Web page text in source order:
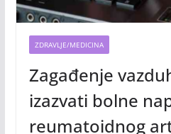
ZDRAVLJE/MEDICINA
Zagađenje
izazvati bolne
reumatoidnog